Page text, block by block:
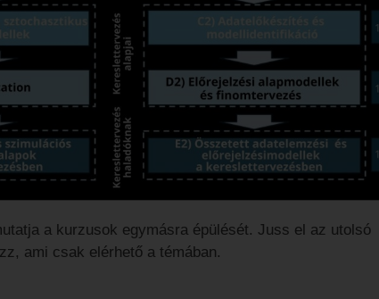
a kurzusok egymásra épülését. Juss el az utolsó
ami csak elérhető a témában.